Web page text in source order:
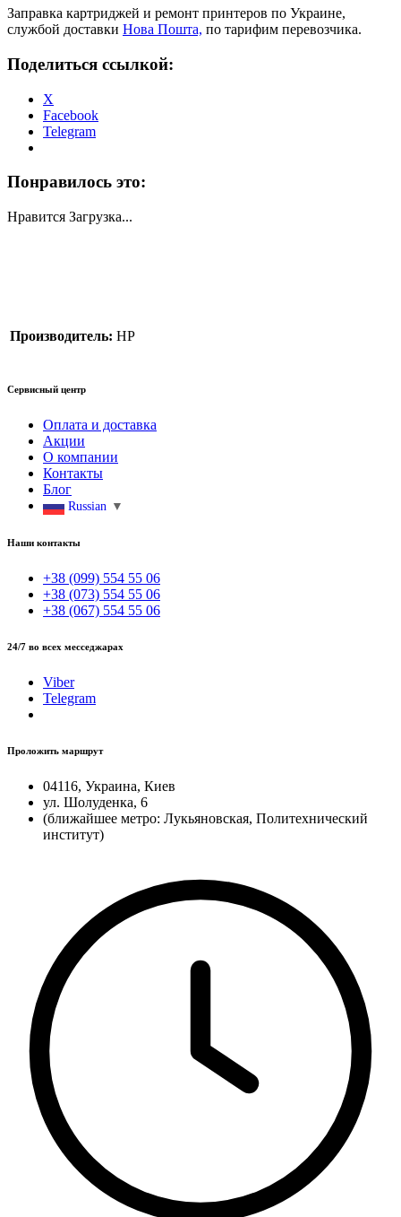
Заправка картриджей и ремонт принтеров по Украине,
службой доставки Нова Пошта, по тарифим перевозчика.
Поделиться ссылкой:
X
Facebook
Telegram
Понравилось это:
Нравится Загрузка...
Производитель: HP
Сервисный центр
Оплата и доставка
Акции
О компании
Контакты
Блог
Russian ▼
Наши контакты
+38 (099) 554 55 06
+38 (073) 554 55 06
+38 (067) 554 55 06
24/7 во всех месседжарах
Viber
Telegram
Проложить маршрут
04116, Украина, Киев
ул. Шолуденка, 6
(ближайшее метро: Лукьяновская, Политехнический
институт)